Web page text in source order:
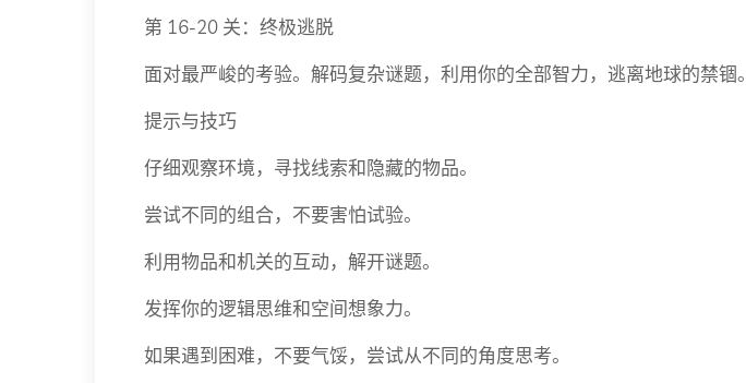
第 16-20 关：终极逃脱
面对最严峻的考验。解码复杂谜题，利用你的全部智力，逃离地球的禁锢。
提示与技巧
仔细观察环境，寻找线索和隐藏的物品。
尝试不同的组合，不要害怕试验。
利用物品和机关的互动，解开谜题。
发挥你的逻辑思维和空间想象力。
如果遇到困难，不要气馁，尝试从不同的角度思考。